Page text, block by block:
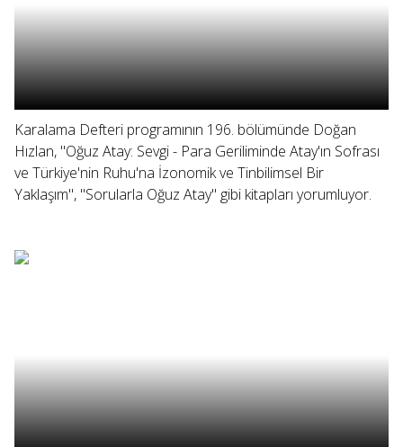
Karalama Defteri programının 196. bölümünde Doğan
Hızlan, "Oğuz Atay: Sevgi - Para Geriliminde Atay'ın Sofrası
ve Türkiye'nin Ruhu'na İzonomik ve Tinbilimsel Bir
Yaklaşım", "Sorularla Oğuz Atay" gibi kitapları yorumluyor.